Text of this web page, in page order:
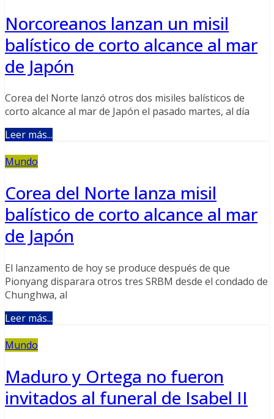
Norcoreanos lanzan un misil
balístico de corto alcance al mar
de Japón
Corea del Norte lanzó otros dos misiles balísticos de
corto alcance al mar de Japón el pasado martes, al día
Leer más...
Mundo
Corea del Norte lanza misil
balístico de corto alcance al mar
de Japón
El lanzamento de hoy se produce después de que
Pionyang disparara otros tres SRBM desde el condado de
Chunghwa, al
Leer más...
Mundo
Maduro y Ortega no fueron
invitados al funeral de Isabel II